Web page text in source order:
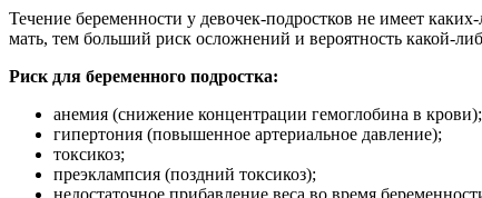
Течение беременности у девочек-подростков не имеет
мать, тем больший риск осложнений и вероятность какой-
Риск для беременного подростка:
анемия (снижение концентрации гемоглобина в крови);
гипертония (повышенное артериальное давление);
токсикоз;
преэклампсия (поздний токсикоз);